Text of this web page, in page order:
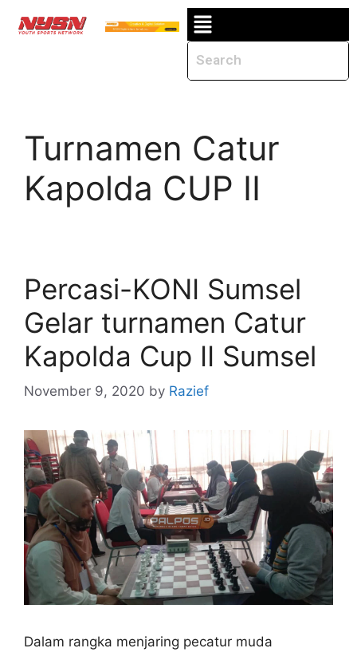
Turnamen Catur
Kapolda CUP II
Percasi-KONI Sumsel
Gelar turnamen Catur
Kapolda Cup II Sumsel
November 9, 2020 by Razief
Dalam rangka menjaring pecatur muda